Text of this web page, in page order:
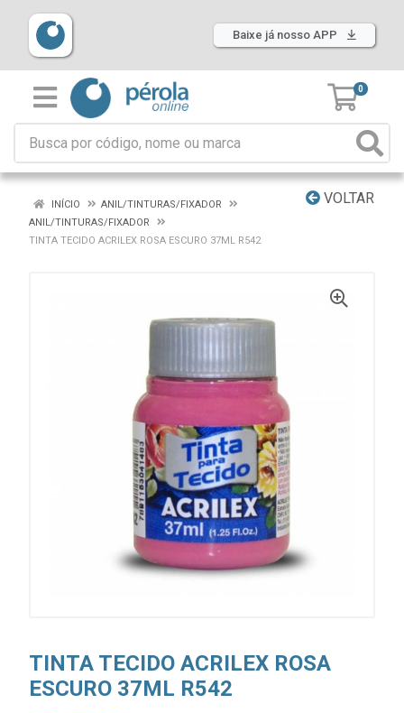
Baixe já nosso APP
0
VOLTAR
INÍCIO
ANIL/TINTURAS/FIXADOR
ANIL/TINTURAS/FIXADOR
TINTA TECIDO ACRILEX ROSA ESCURO 37ML R542
TINTA TECIDO ACRILEX ROSA
ESCURO 37ML R542